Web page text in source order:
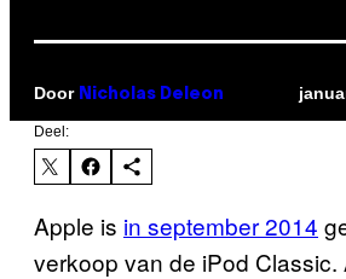
Door Nicholas Deleon
Deel:
Apple is in september 2014
verkoop van de iPod Classic.